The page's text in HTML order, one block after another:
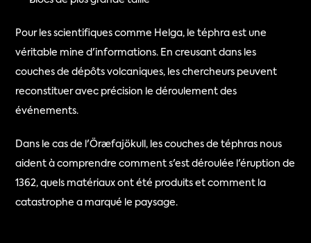
Pour les scientifiques comme Helga, le téphra est une
véritable mine d'informations. En creusant dans les
couches de dépôts volcaniques, les chercheurs peuvent
reconstituer avec précision le déroulement des
événements.
Dans le cas de l'Öræfajökull, les couches de téphras nous
aident à comprendre comment s'est déroulée l'éruption de
1362, quels matériaux ont été produits et comment la
catastrophe a marqué le paysage.